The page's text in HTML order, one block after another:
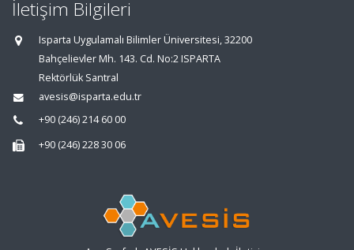
İletişim Bilgileri
Isparta Uygulamalı Bilimler Üniversitesi, 32200
Bahçelievler Mh. 143. Cd. No:2 ISPARTA
Rektörlük Santral
avesis@isparta.edu.tr
+90 (246) 214 60 00
+90 (246) 228 30 06